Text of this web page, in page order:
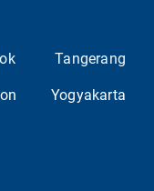
Tangerang
Yogyakarta